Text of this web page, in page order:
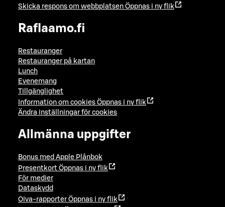
Skicka respons om webbplatsen Öppnas i ny flik
Raflaamo.fi
Restauranger
Restauranger på kartan
Lunch
Evenemang
Tillgänglighet
Information om cookies Öppnas i ny flik
Ändra inställningar för cookies
Allmänna uppgifter
Bonus med Apple Plånbok
Presentkort Öppnas i ny flik
För medier
Dataskydd
Oiva-rapporter Öppnas i ny flik